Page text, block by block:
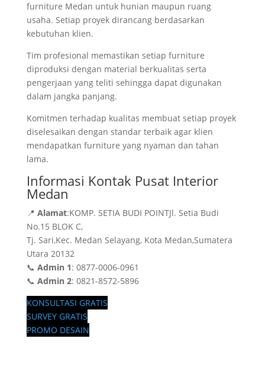
furniture Medan untuk hunian maupun ruang
usaha. Setiap proyek dirancang berdasarkan
kebutuhan klien.
Tim profesional memastikan setiap furniture
diproduksi dengan material berkualitas serta
pengerjaan yang teliti sehingga dapat digunakan
dalam jangka panjang.
Komitmen terhadap kualitas membuat setiap proyek
diselesaikan dengan standar terbaik agar klien
mendapatkan furniture yang nyaman dan tahan
lama.
Informasi Kontak Pusat Interior
Medan
📍 Alamat:KOMP. SETIA BUDI POINTJl. Setia Budi
No.15 BLOK C,
Tj. Sari,Kec. Medan Selayang, Kota Medan,Sumatera
Utara 20132
📞 Admin 1: 0877-0006-0961
📞 Admin 2: 0821-8572-5896
KONSULTASI GRATIS
SURVEY GRATIS
PROMO DESAIN